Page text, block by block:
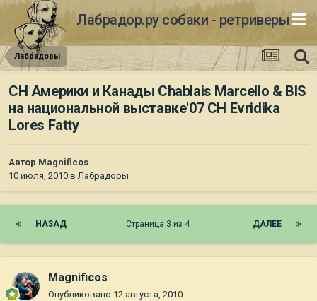
Лабрадор.ру собаки - ретриверы
Лабрадоры
CH Америки и Канады Chablais Marcello & BIS
на национальной выставке'07 CH Evridika
Lores Fatty
Автор Magnificos
10 июля, 2010 вЛабрадоры
НАЗАД ДАЛЕЕ
Страница 3 из 4
Magnificos
Опубликовано 12 августа, 2010